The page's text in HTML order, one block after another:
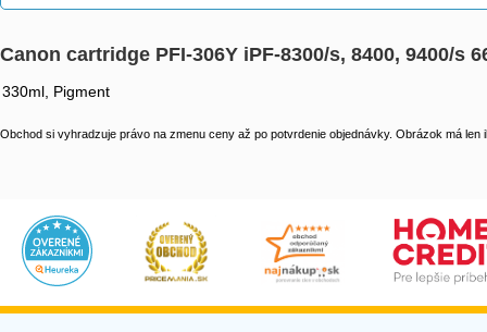
Canon cartridge PFI-306Y iPF-8300/s, 8400, 9400/s
330ml, Pigment
Obchod si vyhradzuje právo na zmenu ceny až po potvrdenie objednávky. Obrázok má len